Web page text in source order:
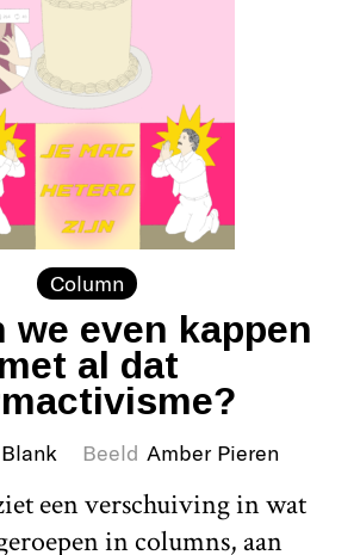
Column
we even kappen
met al dat
Beeld Amber Pieren
een verschuiving in wat
in columns, aan